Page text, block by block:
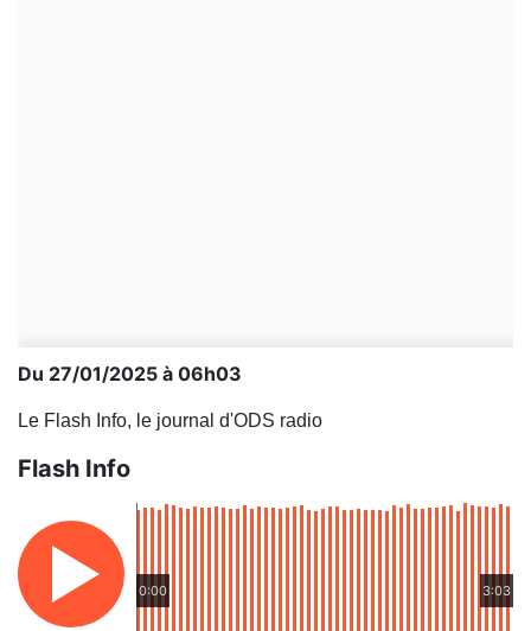
Du 27/01/2025 à 06h03
Le Flash Info, le journal d'ODS radio
Flash Info
0:00 3:03